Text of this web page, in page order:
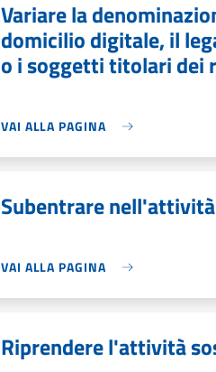
Variare la
domicilio digitale, il
o i soggetti titolari dei
VAI ALLA PAGINA
Subentrare nell'attività
VAI ALLA PAGINA
Riprendere l'attività